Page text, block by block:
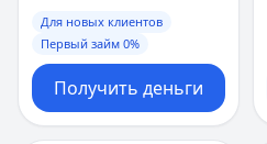
Для новых клиентов
Первый займ 0%
Получить деньги